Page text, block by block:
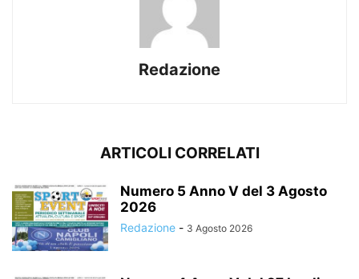
Redazione
ARTICOLI CORRELATI
Numero 5 Anno V del 3 Agosto
2026
Redazione - 3 Agosto 2026